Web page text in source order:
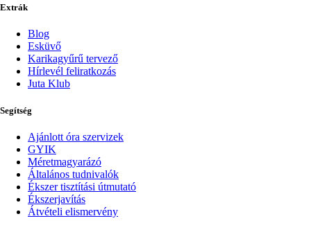
Extrák
Blog
Esküvő
Karikagyűrű tervező
Hírlevél feliratkozás
Juta Klub
Segítség
Ajánlott óra szervizek
GYIK
Méretmagyarázó
Általános tudnivalók
Ékszer tisztítási útmutató
Ékszerjavítás
Átvételi elismervény